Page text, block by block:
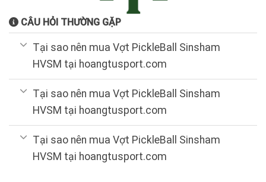
CÂU HỎI THƯỜNG GẶP
Tại sao nên mua Vợt PickleBall Sinsham
HVSM tại hoangtusport.com
Tại sao nên mua Vợt PickleBall Sinsham
HVSM tại hoangtusport.com
Tại sao nên mua Vợt PickleBall Sinsham
HVSM tại hoangtusport.com